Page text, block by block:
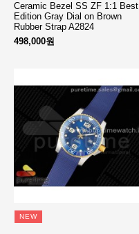
Ceramic Bezel SS ZF 1:1 Best
Edition Gray Dial on Brown
Rubber Strap A2824
498,000원
NEW